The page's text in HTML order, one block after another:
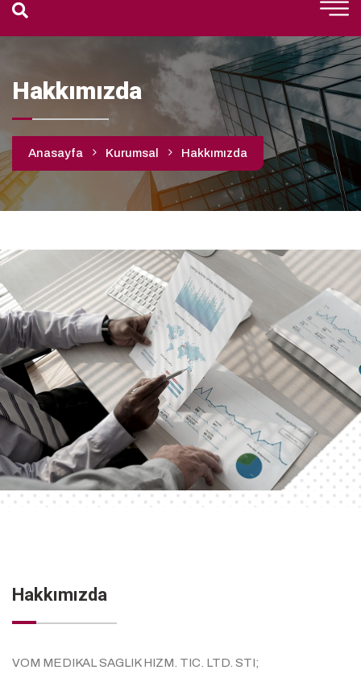
Hakkımızda
Anasayfa Kurumsal Hakkımızda
Hakkımızda
VOM MEDIKAL SAGLIK HIZM. TIC. LTD. STI;